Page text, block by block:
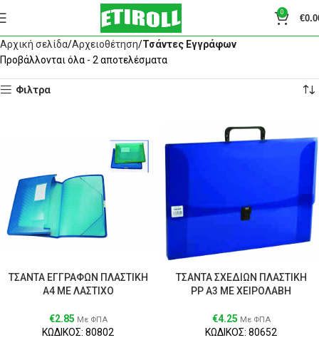
0
€
Αρχική σελίδα Αρχειοθέτηση Τσάντες Εγγράφων
Προβάλλονται όλα - 2 αποτελέσματα
Φιλτρα
ΤΣΑΝΤΑ ΕΓΓΡΑΦΩΝ ΠΛΑΣΤΙΚΗ
Α4 ΜΕ ΛΑΣΤΙΧΟ
€2.85 Με ΦΠΑ
ΚΩΔΙΚΟΣ: 80802
ΤΣΑΝΤΑ ΣΧΕΔΙΩΝ ΠΛΑΣΤΙΚΗ
ΡΡ Α3 ΜΕ ΧΕΙΡΟΛΑΒΗ
€4.25 Με ΦΠΑ
ΚΩΔΙΚΟΣ: 80652